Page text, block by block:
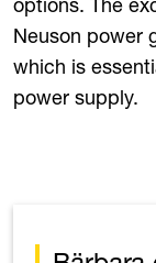
Neuson power
which is
power supply.